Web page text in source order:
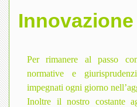
Innovazione
Per rimanere al passo
normative e
impegnati ogni giorno
Inoltre il nostro costante